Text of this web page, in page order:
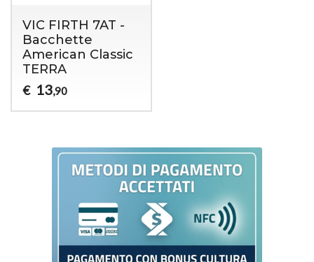
VIC FIRTH 7AT -
Bacchette
American Classic
TERRA
€ 13,90